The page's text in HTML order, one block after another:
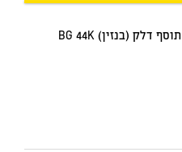
תוסף דלק (בנזין) BG 44K